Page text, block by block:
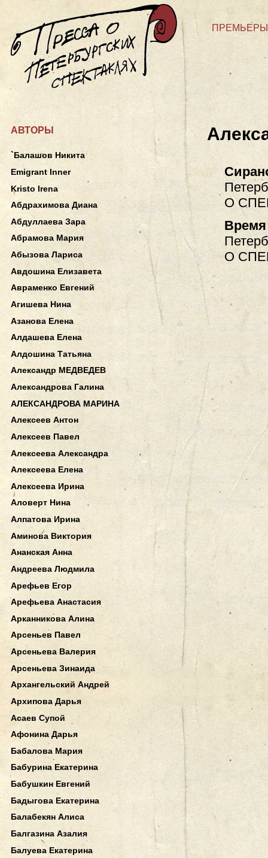
ПРЕМЬЕРЫ
О
О
АВТОРЫ
`Балашов Никита
Emigrant Inner
Kristo Irena
Абдрахимова Диана
Абдуллаева Зара
Абрамова Мария
Абызова Лариса
Авдошина Елизавета
Авраменко Евгений
Агишева Нина
Азанова Елена
Алдашева Елена
Алдошина Татьяна
Александр МЕДВЕДЕВ
Александрова Галина
АЛЕКСАНДРОВА МАРИНА
Алексеев Антон
Алексеев Павел
Алексеева Александра
Алексеева Елена
Алексеева Ирина
Аловерт Нина
Алпатова Ирина
Аминова Виктория
Ананская Анна
Андреева Людмила
Арефьев Егор
Арефьева Анастасия
Арканникова Алина
Арсеньев Павел
Арсеньева Валерия
Арсеньева Зинаида
Архангельский Андрей
Архипова Дарья
Асаев Супой
Афонина Дарья
Бабалова Мария
Бабурина Екатерина
Бабушкин Евгений
Бадыгова Екатерина
Балабекян Алиса
Балгазина Азалия
Балуева Екатерина